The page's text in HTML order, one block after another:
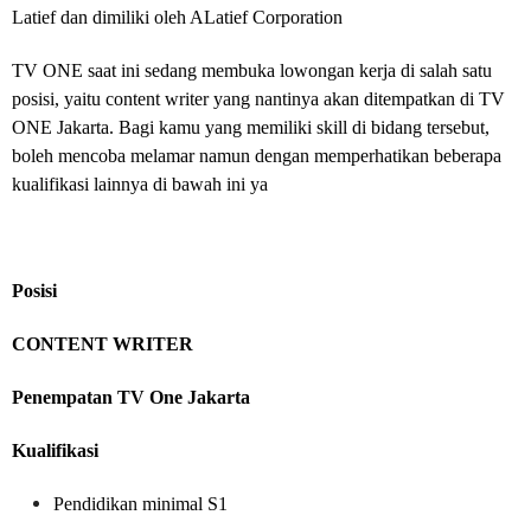
Latief dan dimiliki oleh ALatief Corporation
TV ONE saat ini sedang membuka lowongan kerja di salah satu
posisi, yaitu content writer yang nantinya akan ditempatkan di TV
ONE Jakarta. Bagi kamu yang memiliki skill di bidang tersebut,
boleh mencoba melamar namun dengan memperhatikan beberapa
kualifikasi lainnya di bawah ini ya
Posisi
CONTENT WRITER
Penempatan TV One Jakarta
Kualifikasi
Pendidikan minimal S1